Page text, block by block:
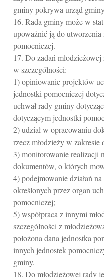
gminy pokrywa urząd
16. Rada gminy może w
upoważnić ją do
pomocniczej.
17. Do zadań
w szczególności:
1) opiniowanie projektów
jednostki pomocniczej
uchwał rady gminy
dotyczącym jednostki
2) udział w opracowaniu
rzecz młodzieży w
3) monitorowanie realizacji
dokumentów, o których
4) podejmowanie działań
określonych przez organ
pomocniczej;
5) współpraca z innymi
szczególności z
położona dana jednostka
innych jednostek
gminy.
18. Do młodzieżowej rady